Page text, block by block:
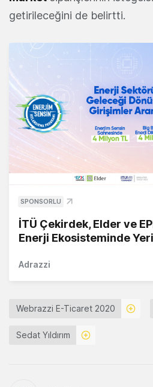
getirileceğini de belirtti.
SPONSORLU
İTÜ Çekirdek, Elder ve
Enerji Ekosisteminde
Adrazzi
Webrazzi E-Ticaret 2020
Sedat Yıldırım